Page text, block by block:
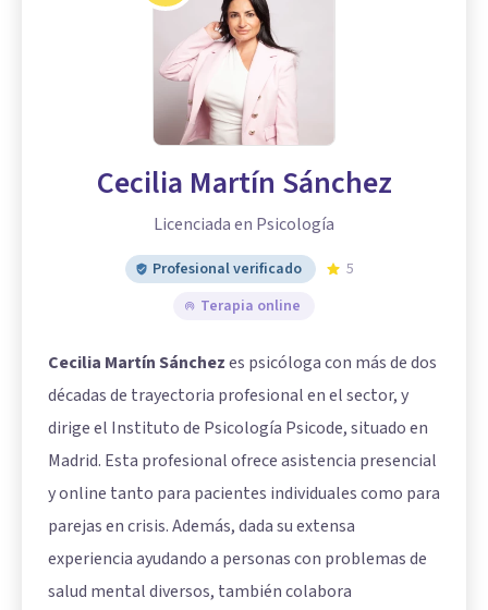
Cecilia Martín Sánchez
Licenciada en Psicología
Profesional verificado
5
Terapia online
Cecilia Martín Sánchezes psicóloga con más de dos
décadas de trayectoria profesional en el sector, y
dirige el Instituto de Psicología Psicode, situado en
Madrid. Esta profesional ofrece asistencia presencial
y online tanto para pacientes individuales como para
parejas en crisis. Además, dada su extensa
experiencia ayudando a personas con problemas de
salud mental diversos, también colabora